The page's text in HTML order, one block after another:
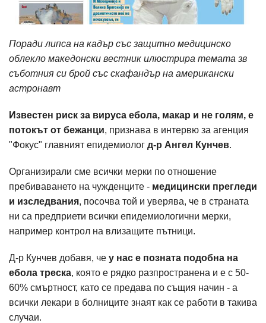
Поради липса на кадър със защитно медицинско
облекло македонски вестник илюстрира темата зв
съботния си брой със скафандър на американски
астронавт
Известен риск за вируса ебола, макар и не голям, е
потокът от бежанци, признава в интервю за агенция
"Фокус" главният епидемиолог д-р Ангел Кунчев.
Организирали сме всички мерки по отношение
пребиваването на чужденците - медицински прегледи
и изследвания, посочва той и уверява, че в страната
ни са предприети всички епидемиологични мерки,
например контрол на влизащите пътници.
Д-р Кунчев добавя, че у нас е позната подобна на
ебола треска, която е рядко разпространена и е с 50-
60% смъртност, като се предава по същия начин - а
всички лекари в болниците знаят как се работи в такива
случаи.